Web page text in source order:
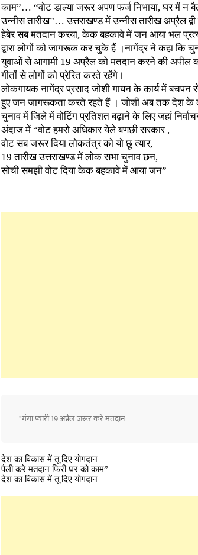
काम”… “वोट डाल्या जरूर अपण फर्ज निभाया, घर में न
उन्नीस तारीख”… उत्तराखण्ड में उन्नीस तारीख अप्रैल
हेबेर सब मतदान करया, केक बहकावे में जन आया भल
द्वारा लोगों को जागरूक कर चुके हैं ।नागेंद्र ने कहा कि
युवाओं से आगामी 19 अप्रैल को मतदान करने की अपील
गीतों से लोगों को प्रेरित करते रहेंगे।
लोकगायक नागेंद्र प्रसाद जोशी गायन के कार्य में बचपन
हुए जन जागरूकता करते रहते हैं । जोशी अब तक देश के
चुनाव में जिले में वोटिंग प्रतिशत बढ़ाने के लिए जहां
अंदाज में “वोट हमरो अधिकार येले बणछी सरकार ,
वोट सब जरूर दिया लोकतंत्र को यो छू त्यार,
19 तारीख उत्तराखण्ड में लोक सभा चुनाव छन,
सोची समझी वोट दिया केक बहकावे में आया जन”
"गंगा प्यारी 19 अप्रैल जरूर करे मतदान
देश का विकास में तू दिए योगदान
पैली करे मतदान फिरी घर को काम”
देश का विकास में तू दिए योगदान